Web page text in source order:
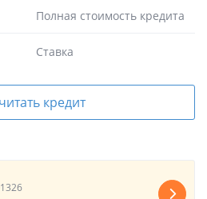
Полная стоимость кредита
Ставка
кредит